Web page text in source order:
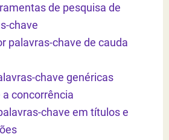
de pesquisa de
chave
palavras-chave de cauda
chave genéricas
a concorrência
chave em títulos e